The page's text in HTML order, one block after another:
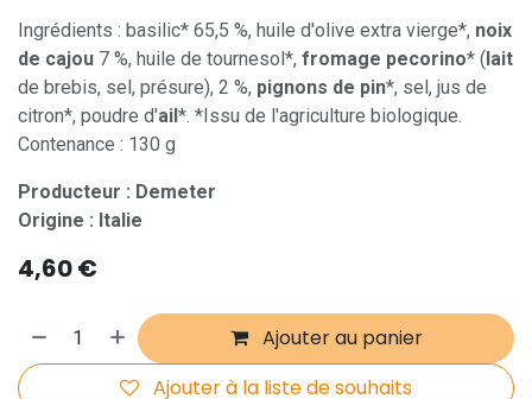
Ingrédients : basilic* 65,5 %, huile d'olive extra vierge*, noix
de cajou 7 %, huile de tournesol*, fromage pecorino* ( lait
de brebis, sel, présure), 2 %, pignons de pin*, sel, jus de
citron*, poudre d'ail *. *Issu de l'agriculture biologique.
Contenance : 130 g
Producteur : Demeter
Origine : Italie
4,60€
Ajouter au panier
Ajouter à la liste de souhaits